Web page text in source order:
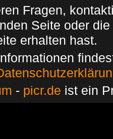
Fragen,
Seite oder
erhalten hast.
- picr.de ist ein